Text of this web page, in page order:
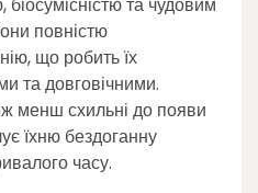
повністю
що робить їх
та довговічними.
менш схильні до появи
їхню бездоганну
часу.